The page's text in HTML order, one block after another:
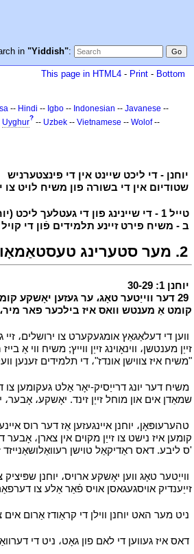
in "Yiddish":
This page in HTML4 - Print - Bottom
-- Hindi -- Igbo -- Indonesian -- Javanese --
Uyghur? -- Uzbek -- Vietnamese -- Wolof--
יוחנן - די ליכט שיינט אין די פינצטערניש
שטודיום אין די בשורה פון משיח לויט צו
טייל 1 - די שיינינג פון די געטלעך ליכט (יוחנן 1: 1 - 4: 54)
ב - משיח פירט זיינע תלמידים פֿון די קויל פון
2. מער סטערינג טעסטאַמאָוניז פון די באַפּטיסט צו משיח (יוחנן 1: 34-29)
יוחנן 1: 30-29
קומט אַ מענטש וואס איז בילכער פאר
ווען די דעלאַגאַץ אומגעקערט צו ירושלים،
זייַן מענטשן، ווינאָוינג זייַן ווייץ; משיח
"משיח איז צווישן אונדז"، די תלמידים זענען
משיח דער יונג דרייַסיק-יאָר אַלט געקומען
שמאַדן אים און מוחל זייַן זינד. יאָשקע،
טהערעופּאָן، יוחנן איינגעזען אַז דער רוס
קומען איז נישט צו זייַן מקוים אין צארן،
'ס ליבע. דאס ראַדיקאַל טוישן רעוואַלושאַנייזד
ווייַטער טאָג ווען יאָשקע ארויס، יוחנן
זייַענדיק אויסגעגאסן אויס פֿאַר אַלע צו
ניט מער האט יוחנן ווילן די קראַודז אַרום
דאס איז געווען די לאם פון גאָט، ניט די